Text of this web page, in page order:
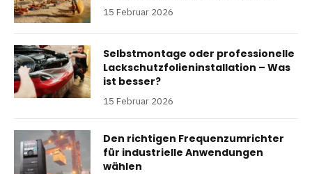
15 Februar 2026
Selbstmontage oder professionelle
Lackschutzfolieninstallation – Was
ist besser?
15 Februar 2026
Den richtigen Frequenzumrichter
für industrielle Anwendungen
wählen